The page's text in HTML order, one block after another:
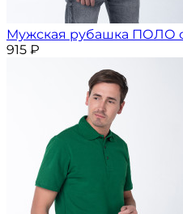
Мужская рубашка ПОЛО
915 ₽